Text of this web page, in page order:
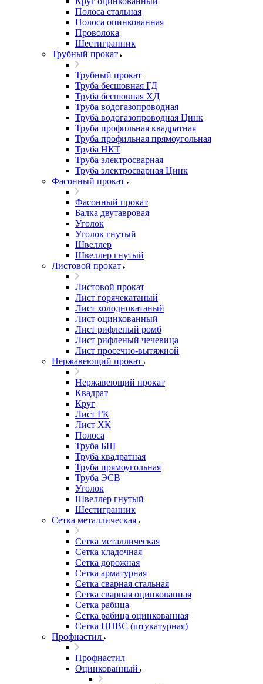
Полоса стальная
Полоса оцинкованная
Проволока
Шестигранник
Трубный прокат
Трубный прокат
Труба бесшовная ГД
Труба бесшовная ХД
Труба водогазопроводная
Труба водогазопроводная Цинк
Труба профильная квадратная
Труба профильная прямоугольная
Труба НКТ
Труба электросварная
Труба электросварная Цинк
Фасонный прокат
Фасонный прокат
Балка двутавровая
Уголок
Уголок гнутый
Швеллер
Швеллер гнутый
Листовой прокат
Листовой прокат
Лист горячекатаный
Лист холоднокатаный
Лист оцинкованный
Лист рифленый ромб
Лист рифленый чечевица
Лист просечно-вытяжной
Нержавеющий прокат
Нержавеющий прокат
Квадрат
Круг
Лист ГК
Лист ХК
Полоса
Труба БШ
Труба квадратная
Труба прямоугольная
Труба ЭСВ
Уголок
Швеллер гнутый
Шестигранник
Сетка металлическая
Сетка металлическая
Сетка кладочная
Сетка дорожная
Сетка арматурная
Сетка сварная стальная
Сетка сварная оцинкованная
Сетка рабица
Сетка рабица оцинкованная
Сетка ЦПВС (штукатурная)
Профнастил
Профнастил
Оцинкованный